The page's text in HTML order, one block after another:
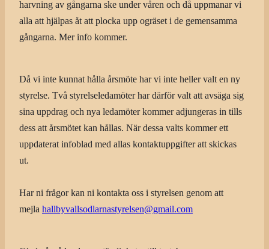
harvning av gångarna ske under våren och då uppmanar vi
alla att hjälpas åt att plocka upp ogräset i de gemensamma
gångarna. Mer info kommer.
Då vi inte kunnat hålla årsmöte har vi inte heller valt en ny
styrelse. Två styrelseledamöter har därför valt att avsäga sig
sina uppdrag och nya ledamöter kommer adjungeras in tills
dess att årsmötet kan hållas. När dessa valts kommer ett
uppdaterat infoblad med allas kontaktuppgifter att skickas
ut.
Har ni frågor kan ni kontakta oss i styrelsen genom att
mejla hallbyvallsodlarnastyrelsen@gmail.com